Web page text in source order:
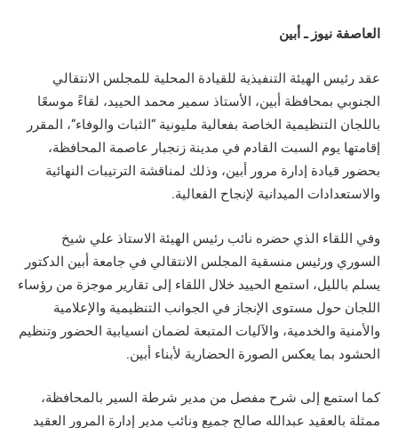
العاصفة نيوز ـ أبين
عقد رئيس الهيئة التنفيذية للقيادة المحلية للمجلس الانتقالي
الجنوبي بمحافظة أبين، الأستاذ سمير محمد الحييد، لقاءً موسعًا
باللجان التنظيمية الخاصة بفعالية مليونية “الثبات والوفاء”، المقرر
إقامتها يوم السبت القادم في مدينة زنجبار عاصمة المحافظة،
بحضور قيادة إدارة مرور أبين، وذلك لمناقشة الترتيبات النهائية
والاستعدادات الميدانية لإنجاح الفعالية.
وفي اللقاء الذي حضره نائب رئيس الهيئة الاستاذ علي شيخ
السوري ورئيس منسقية المجلس الانتقالي في جامعة أبين الدكتور
يسلم بالليل، استمع الحييد خلال اللقاء إلى تقارير موجزة من رؤساء
اللجان حول مستوى الإنجاز في الجوانب التنظيمية والإعلامية
والأمنية والخدمية، والآليات المتبعة لضمان انسيابية الحضور وتنظيم
الحشود بما يعكس الصورة الحضارية لأبناء أبين.
كما استمع إلى شرح مفصل من مدير شرطة السير بالمحافظة،
ممثلة بالعقيد عبدالله صالح جميع ونائب مدير إدارة المرور العقيد